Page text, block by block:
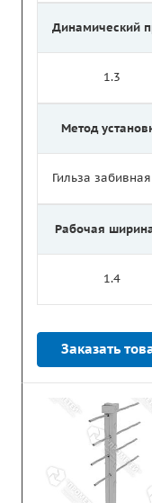
Динамический
1.3
Метод
Гильза
Рабочая
1.4
Заказать